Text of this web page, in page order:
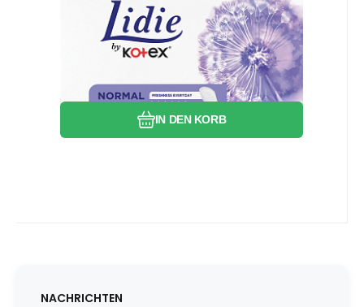
IN DEN KORB
Favorit
Vergleichen Sie
Prägung auf der Oberfläche der Einlage
sorgt für eine bessere
Feuchtigkeitsabsorption.
NACHRICHTEN